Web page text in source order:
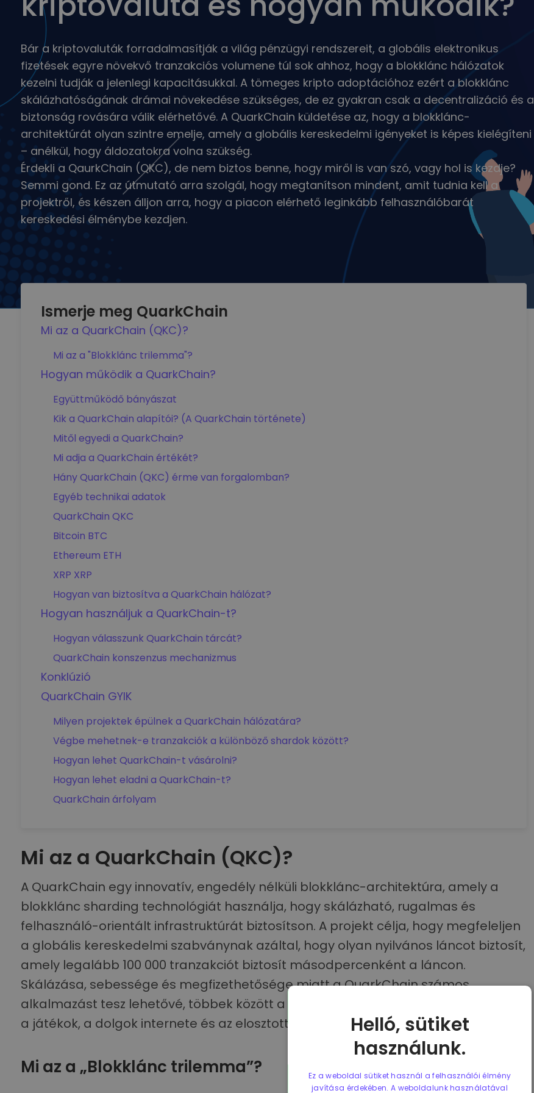
Bár a kriptovaluták forradalmasítják a világ pénzügyi rendszereit, a globális elektronikus
fizetések egyre növekvő tranzakciós volumene túl sok ahhoz, hogy a blokklánc hálózatok
kezelni tudják a jelenlegi kapacitásukkal. A tömeges kripto adoptációhoz ezért a blokklánc
skálázhatóságának drámai növekedése szükséges, de ez gyakran csak a decentralizáció és a
biztonság rovására válik elérhetővé. A QuarkChain küldetése az, hogy a blokklánc-
architektúrát olyan szintre emelje, amely a globális kereskedelmi igényeket is képes kielégíteni
– anélkül, hogy áldozatokra volna szükség.
Érdekli a QaurkChain (QKC), de nem biztos benne, hogy miről is van szó, vagy hol is kezdje?
Semmi gond. Ez az útmutató arra szolgál, hogy megtanítson mindent, amit tudnia kell a
projektről, és készen álljon arra, hogy a piacon elérhető leginkább felhasználóbarát
kereskedési élménybe kezdjen.
Ismerje meg QuarkChain
Mi az a QuarkChain (QKC)?
Mi az a "Blokklánc trilemma"?
Hogyan működik a QuarkChain?
Együttműködő bányászat
Kik a QuarkChain alapítói? (A QuarkChain története)
Mitől egyedi a QuarkChain?
Mi adja a QuarkChain értékét?
Hány QuarkChain (QKC) érme van forgalomban?
Egyéb technikai adatok
QuarkChain QKC
Bitcoin BTC
Ethereum ETH
XRP XRP
Hogyan van biztosítva a QuarkChain hálózat?
Hogyan használjuk a QuarkChain-t?
Hogyan válasszunk QuarkChain tárcát?
QuarkChain konszenzus mechanizmus
Konklúzió
QuarkChain GYIK
Milyen projektek épülnek a QuarkChain hálózatára?
Végbe mehetnek-e tranzakciók a különböző shardok között?
Hogyan lehet QuarkChain-t vásárolni?
Hogyan lehet eladni a QuarkChain-t?
QuarkChain árfolyam
Mi az a QuarkChain (QKC)?
A QuarkChain egy innovatív, engedély nélküli blokklánc-architektúra, amely a
blokklánc sharding technológiát használja, hogy skálázható, rugalmas és
felhasználó-orientált infrastruktúrát biztosítson. A projekt célja, hogy megfeleljen
a globális kereskedelmi szabványnak azáltal, hogy olyan nyilvános láncot biztosít,
amely legalább 100 000 tranzakciót biztosít másodpercenként a láncon.
Skálázása, sebessége és megfizethetősége miatt a QuarkChain számos
alkalmazást tesz lehetővé, többek között a fizetés, a nagyfrekvenciás kereskedés,
a játékok, a dolgok internete és az elosztott közösségi média terén.
Mi az a „Blokklánc trilemma”?
Helló, sütiket
használunk.
Ez a weboldal sütiket használ a felhasználói élmény
javítása érdekében. A weboldalunk használatával